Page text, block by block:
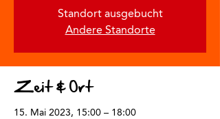
Standort ausgebucht
Andere Standorte
Zeit & Ort
15. Mai 2023, 15:00 – 18:00